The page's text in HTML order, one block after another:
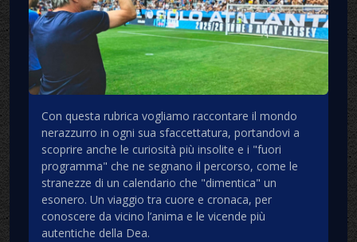
Con questa rubrica vogliamo raccontare il mondo
nerazzurro in ogni sua sfaccettatura, portandovi a
scoprire anche le curiosità più insolite e i "fuori
programma" che ne segnano il percorso, come le
stranezze di un calendario che "dimentica" un
esonero. Un viaggio tra cuore e cronaca, per
conoscere da vicino l’anima e le vicende più
autentiche della Dea.